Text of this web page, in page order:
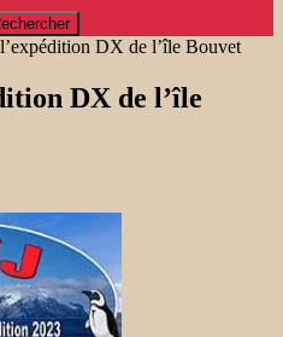
DX de l’île Bouvet
DX de l’île